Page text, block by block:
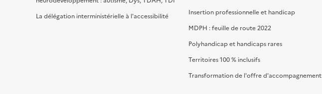
La délégation interministérielle à l'accessibilité
Insertion professionnelle et handicap
MDPH : feuille de route 2022
Polyhandicap et handicaps rares
Territoires 100 % inclusifs
Transformation de l'offre d'accompagnement